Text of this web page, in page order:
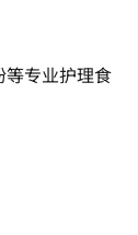
等专业护理食